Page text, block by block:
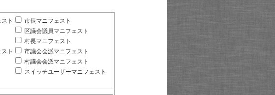
ト
市長マニフェスト
区議会議員マニフェスト
村長マニフェスト
ト
市議会会派マニフェスト
村議会会派マニフェスト
スイッチユーザーマニフェスト